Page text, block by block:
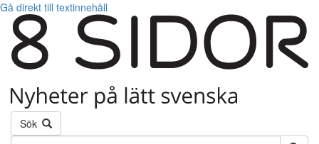
Gå direkt till textinnehåll
Sök